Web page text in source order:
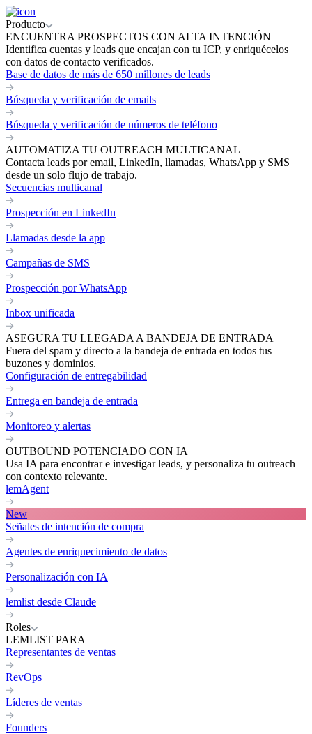
Producto
ENCUENTRA PROSPECTOS CON ALTA INTENCIÓN
Identifica cuentas y leads que encajan con tu ICP, y enriquécelos
con datos de contacto verificados.
Base de datos de más de 650 millones de leads
Búsqueda y verificación de emails
Búsqueda y verificación de números de teléfono
AUTOMATIZA TU OUTREACH MULTICANAL
Contacta leads por email, LinkedIn, llamadas, WhatsApp y SMS
desde un solo flujo de trabajo.
Secuencias multicanal
Prospección en LinkedIn
Llamadas desde la app
Campañas de SMS
Prospección por WhatsApp
Inbox unificada
ASEGURA TU LLEGADA A BANDEJA DE ENTRADA
Fuera del spam y directo a la bandeja de entrada en todos tus
buzones y dominios.
Configuración de entregabilidad
Entrega en bandeja de entrada
Monitoreo y alertas
OUTBOUND POTENCIADO CON IA
Usa IA para encontrar e investigar leads, y personaliza tu outreach
con contexto relevante.
lemAgent
New
Señales de intención de compra
Agentes de enriquecimiento de datos
Personalización con IA
lemlist desde Claude
Roles
LEMLIST PARA
Representantes de ventas
RevOps
Líderes de ventas
Founders